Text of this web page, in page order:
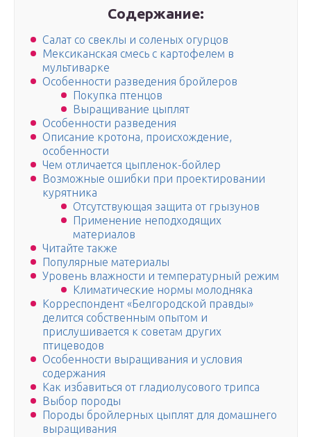
Содержание:
Салат со свеклы и соленых огурцов
Мексиканская смесь с картофелем в
мультиварке
Особенности разведения бройлеров
Покупка птенцов
Выращивание цыплят
Особенности разведения
Описание кротона, происхождение,
особенности
Чем отличается цыпленок-бойлер
Возможные ошибки при проектировании
курятника
Отсутствующая защита от грызунов
Применение неподходящих
материалов
Читайте также
Популярные материалы
Уровень влажности и температурный режим
Климатические нормы молодняка
Корреспондент «Белгородской правды»
делится собственным опытом и
прислушивается к советам других
птицеводов
Особенности выращивания и условия
содержания
Как избавиться от гладиолусового трипса
Выбор породы
Породы бройлерных цыплят для домашнего
выращивания